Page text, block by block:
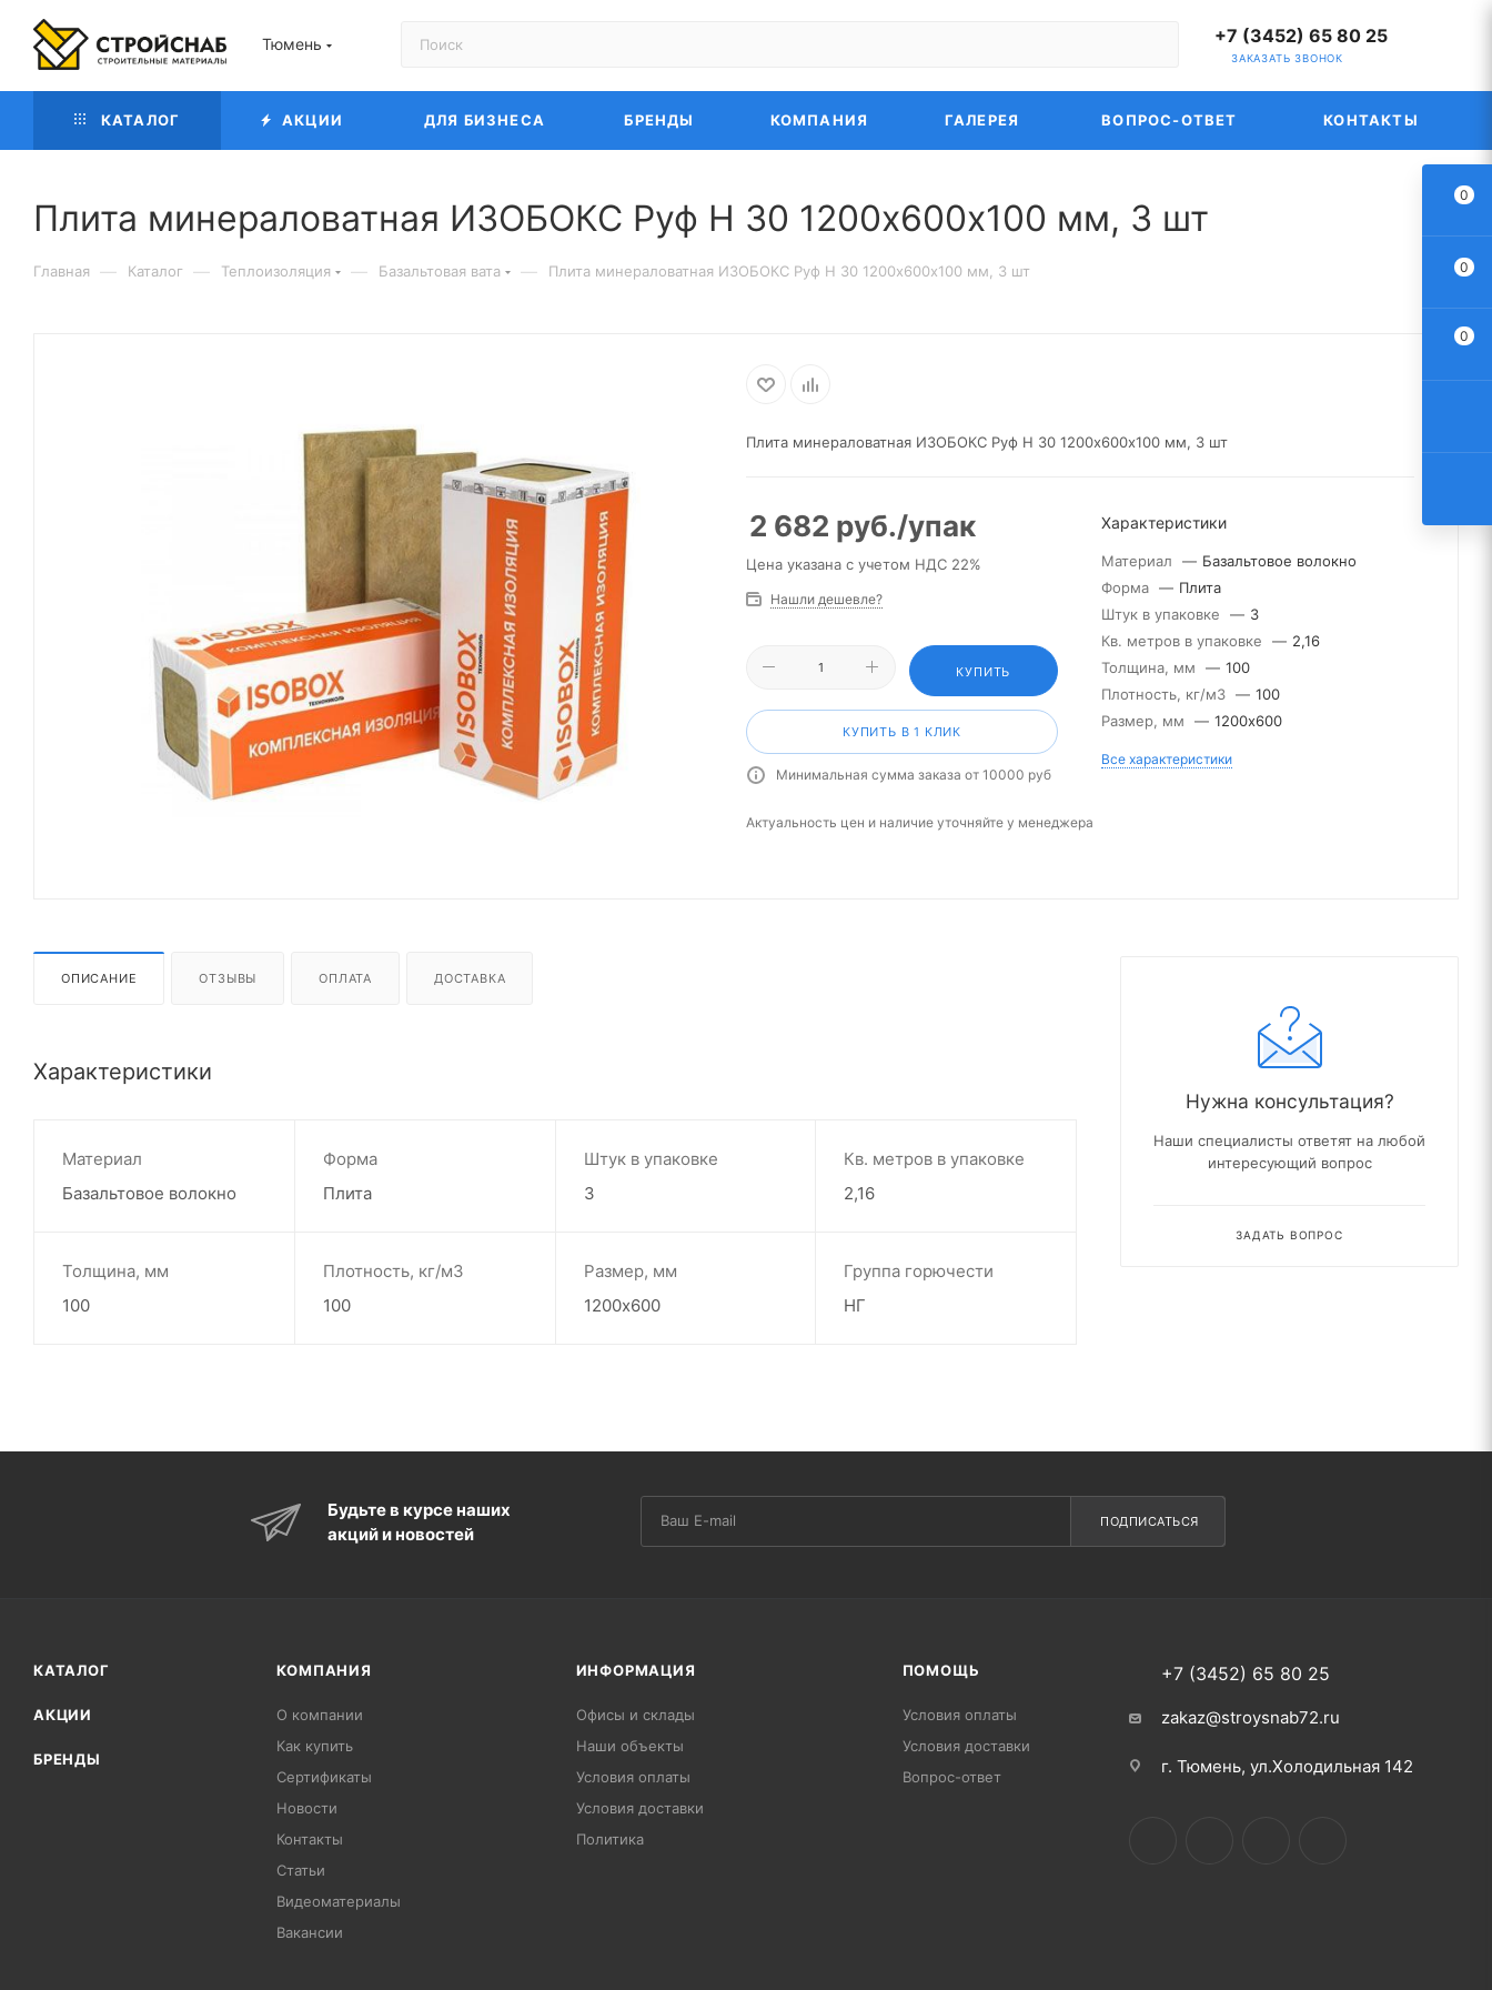
Тюмень +7 (3452) 65 80 25
ЗАКАЗАТЬ ЗВОНОК
КАТАЛОГ АКЦИИ ДЛЯ БИЗНЕСА БРЕНДЫ КОМПАНИЯ ГАЛЕРЕЯ ВОПРОС-ОТВЕТ КОНТАКТЫ
Плита минераловатная ИЗОБОКС Руф Н 30 1200х600х100 мм, 3 шт
Главная — Каталог — Теплоизоляция — Базальтовая вата — Плита минераловатная ИЗОБОКС Руф Н 30 1200х600х100 мм, 3 шт
Плита минераловатная ИЗОБОКС Руф Н 30 1200х600х100 мм, 3 шт
2 682 руб./упак
Цена указана с учетом НДС 22%
Нашли дешевле?
КУПИТЬ
КУПИТЬ В 1 КЛИК
Минимальная сумма заказа от 10000 руб
Характеристики
Материал — Базальтовое волокно
Форма — Плита
Штук в упаковке
— 3
Кв. метров в упаковке
— 2,16
Толщина, мм
— 100
Плотность, кг/м3 — 100
Размер, мм
— 1200х600
Все характеристики
Актуальность цен и наличие уточняйте у менеджера
ОПИСАНИЕ ОТЗЫВЫ ОПЛАТА ДОСТАВКА
Характеристики
Материал
Базальтовое волокно
Форма
Плита
Штук в упаковке
3
Кв. метров в упаковке
2,16
Толщина, мм
100
Плотность, кг/м3
100
Размер, мм
1200х600
Группа горючести
НГ
Нужна консультация?
Наши специалисты ответят на любой
интересующий вопрос
ЗАДАТЬ ВОПРОС
Будьте в курсе наших
акций и новостей
ПОДПИСАТЬСЯ
КАТАЛОГ
АКЦИИ
БРЕНДЫ
КОМПАНИЯ
О компании
Как купить
Сертификаты
Новости
Контакты
Статьи
Видеоматериалы
Вакансии
ИНФОРМАЦИЯ
Офисы и склады
Наши объекты
Условия оплаты
Условия доставки
Политика
ПОМОЩЬ
Условия оплаты
Условия доставки
Вопрос-ответ
+7 (3452) 65 80 25
zakaz@stroysnab72.ru
г. Тюмень, ул.Холодильная 142
0
0
0